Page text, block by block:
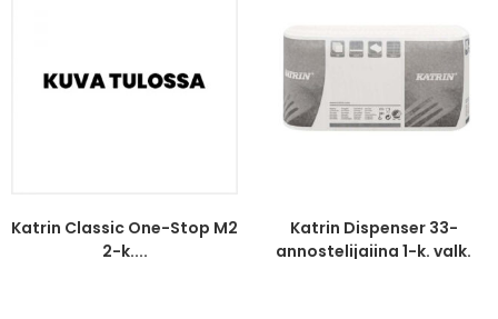
Katrin Classic One-Stop M2
2-k....
Katrin Dispenser 33-
annostelijaiina 1-k. valk.